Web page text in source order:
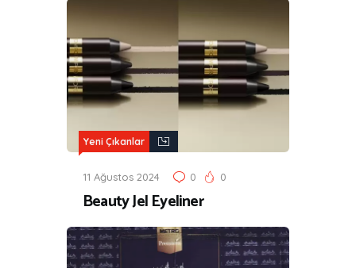
Yeni Çıkanlar
11 Ağustos 2024 0 0
Beauty Jel Eyeliner